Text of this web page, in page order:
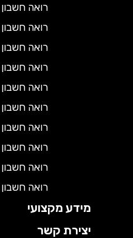
רואה
רואה
רואה
רואה
רואה
רואה
רואה
רואה
רואה
רואה
מידע מקצועי
יצירת קשר